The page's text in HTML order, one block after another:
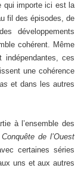
qui importe ici est la
fil des épisodes, de
développements
cohérent. Même
ces
une cohérence
et dans les autres
à l’ensemble des
de l’Ouest
certaines séries
uns et aux autres